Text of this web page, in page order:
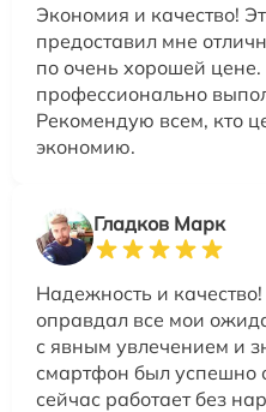
Экономия и качество!
предоставил мне
по очень хорошей
профессионально
Рекомендую всем, кто
экономию.
Гладков Марк
Надежность и
оправдал все мои
с явным увлечением и
смартфон был успешно
сейчас работает без